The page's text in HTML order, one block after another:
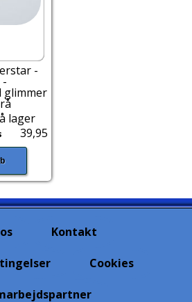
-
-
glimmer
lager
39,95
Kontakt
Cookies